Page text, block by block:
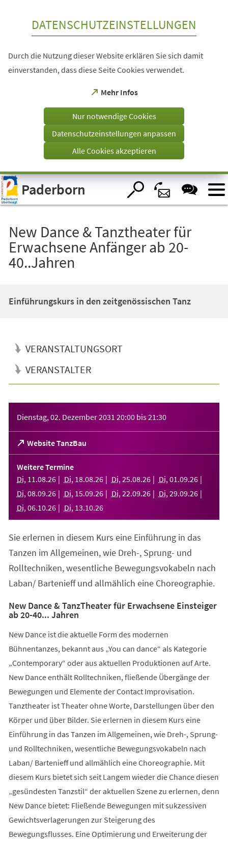
Visuelle
Assistenzsoftware
öffnen.
DATENSCHUTZEINSTELLUNGEN
Durch die Nutzung dieser Website erklären Sie sich damit
einverstanden, dass diese Seite Cookies verwendet.
Mehr Infos
(Öffnet
einem
Tab)
Nur notwendige Cookies
Datenschutzeinstellungen anpassen
Alle Cookies akzeptieren
Paderborn
New Dance & Tanztheater für
Erwachsene Anfänger ab 20-
40..Jahren
Einführungskurs in den zeitgenössischen Tanz
VERANSTALTUNGSORT
VERANSTALTER
Dienstag, 02. Dezember 2031 20:00 bis21:30
Website TanzBau
(Öffnet
in
einem
neuen
Tab)
Weitere Termine
Di, 11 .08.26 Di, 18.08.26 Di, 25.08.26 Di, 01 .09.26
Di, 08.09.26 Di, 15.09.26 Di, 22.09.26 Di, 29.09.26
Di, 06.10.26 Di, 13.10.26
Sie erlernen in diesem Kurs eine Einführung in das
Tanzen im Allgemeinen, wie Dreh-, Sprung- und
Rolltechniken, wesentliche Bewegungsvokabeln nach
Laban/ Bartenieff und allmählich eine Choreographie.
New Dance & TanzTheater für Erwachsene Einsteiger
ab 20-40... Jahren
New Dance ist die aktuelle Form des modernen
Bühnentanzes, bekannt aus „You can dance“ als Kategorie
„Contemporary“ oder aus aktuellen Produktionen auf Arte.
New Dance enthält Rolltechniken, fließende Übergänge der
Bewegungen und Elemente der Contact Improvisation.
Tanztheater ist Theater ohne Worte, Darstellungen über den
Körper und über Bilder. Sie erlernen in diesem Kurs eine
Einführung in das Tanzen im Allgemeinen, wie Dreh-, Sprung-
und Rolltechniken, wesentliche Bewegungsvokabeln nach
Laban/ Bartenieff und allmählich eine Choreographie. Mit
diesem Kurs bietet sich seit Langem wieder die Chance diesen
„gesündesten Tanzstil“ der aktuellen Szene zu erlernen, denn
New Dance bietet: Fließende Bewegungen mit sukzessiven
Gewichtsverlagerungen zur Steigerung des
Bewegungsflusses. Eine Optimierung und Erweiterung der